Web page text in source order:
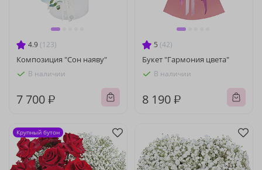
4.9 (123)
Композиция "Сон наяву"
В наличии
7 700 ₽
5 (42)
Букет "Гармония цвета"
В наличии
8 190 ₽
Крупный бутон